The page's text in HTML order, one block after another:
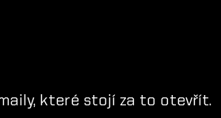
které stojí za to otevřít.